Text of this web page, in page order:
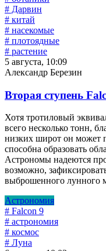
# Дарвин
# китай
# насекомые
# плотоядные
# растение
5 августа, 10:09
Александр Березин
Вторая ступень
Хотя тротиловый
всего несколько тонн,
низких широт он может
способна образовать
Астрономы надеются
возможно,
выброшенного лунного
Астрономия
# Falcon 9
# астрономия
# космос
# Луна